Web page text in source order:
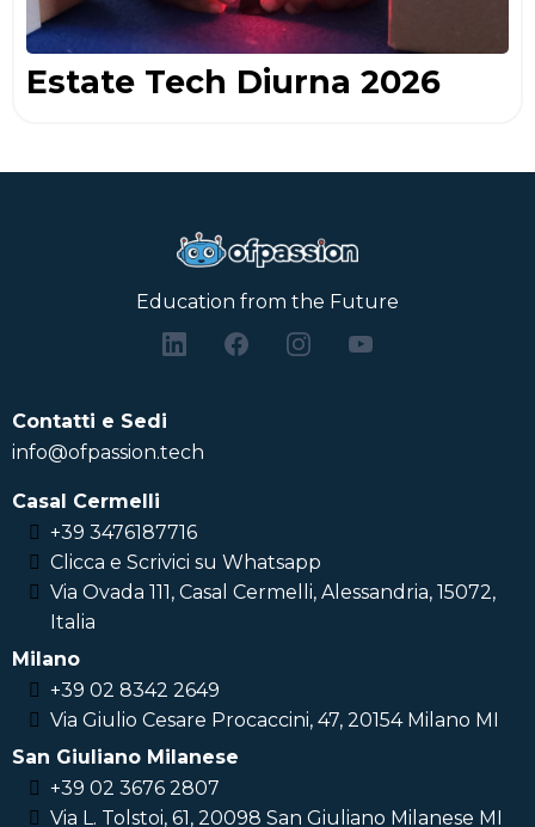
Estate Tech Diurna 2026
Education from the Future
Contatti e Sedi
info@ofpassion.tech
Casal Cermelli
+39 3476187716
Clicca e Scrivici su Whatsapp
Via Ovada 111, Casal Cermelli, Alessandria, 15072,
Italia
Milano
+39 02 8342 2649
Via Giulio Cesare Procaccini, 47, 20154 Milano MI
San Giuliano Milanese
+39 02 3676 2807
Via L. Tolstoi, 61, 20098 San Giuliano Milanese MI